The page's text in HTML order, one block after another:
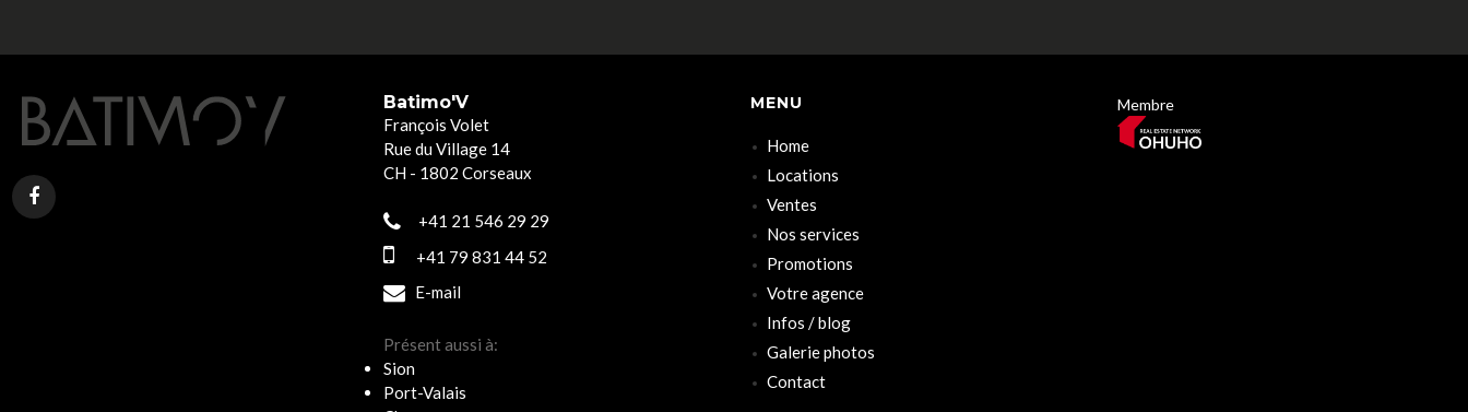
Membre
MENU
Home
Locations
Ventes
Nos services
Promotions
Votre agence
Infos / blog
Galerie photos
Contact
Batimo'V
François Volet
Rue du Village 14
CH - 1802 Corseaux
+41 21 546 29 29
+41 79 831 44 52
E-mail
Présent aussi à:
Sion
Port-Valais